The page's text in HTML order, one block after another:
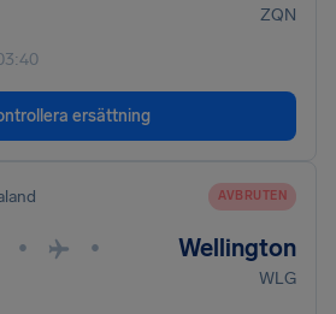
ZQN
ersättning
AVBRUTEN
• • Wellington
WLG